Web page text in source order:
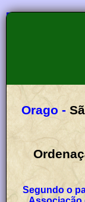
Orago -
Segundo o